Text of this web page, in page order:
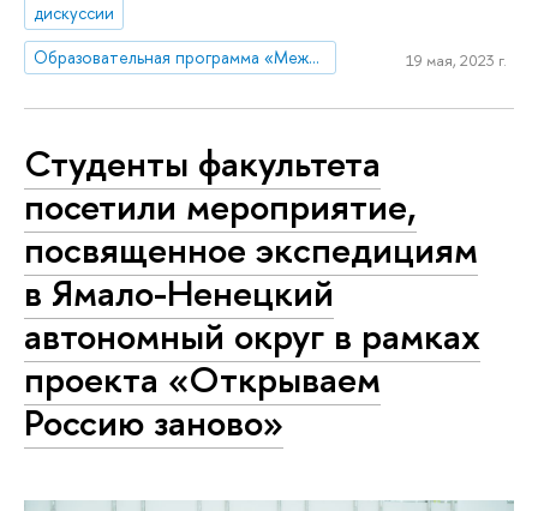
дискуссии
Образовательная программа «Международные отношения»
19 мая, 2023 г.
Студенты факультета
посетили мероприятие,
посвященное экспедициям
в Ямало-Ненецкий
автономный округ в рамках
проекта «Открываем
Россию заново»